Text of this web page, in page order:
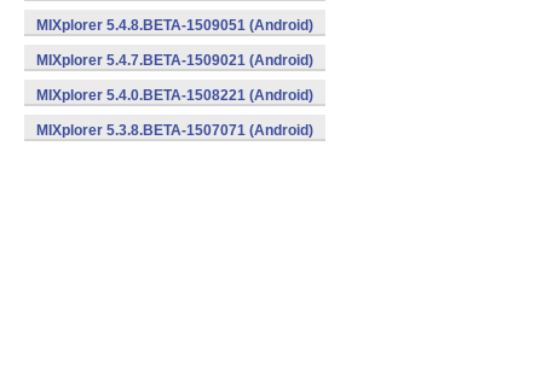
MIXplorer 5.4.8.BETA-1509051 (Android)
MIXplorer 5.4.7.BETA-1509021 (Android)
MIXplorer 5.4.0.BETA-1508221 (Android)
MIXplorer 5.3.8.BETA-1507071 (Android)